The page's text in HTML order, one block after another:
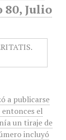
80, Julio
a publicarse
entonces el
un tiraje de
incluyó